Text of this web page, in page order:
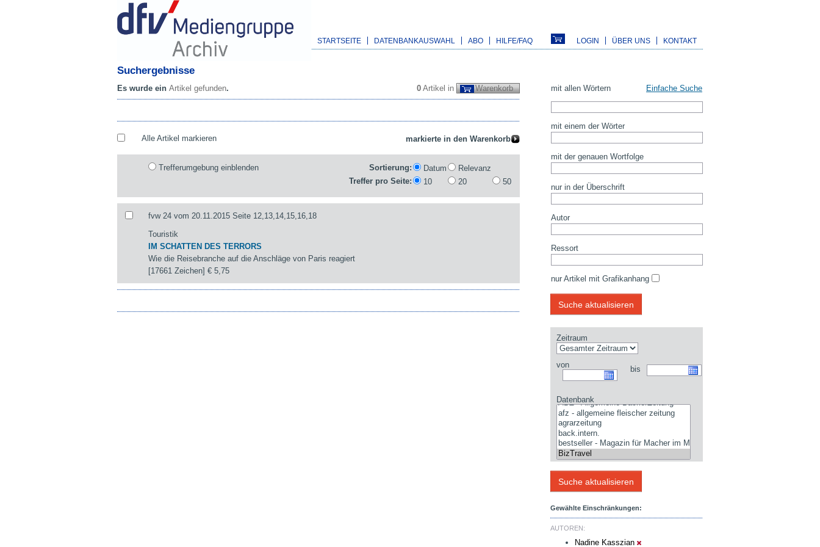
STARTSEITE DATENBANKAUSWAHL ABO HILFE/FAQ LOGIN ÜBER UNS KONTAKT
Suchergebnisse
0 Artikel in Warenkorb
Es wurde ein Artikel gefunden.
Alle Artikel markieren
Trefferumgebung einblenden Sortierung: Datum
Relevanz
Treffer pro Seite:
10 20 50
fvw 24 vom 20.11.2015 Seite 12,13,14,15,16,18
Touristik
IM SCHATTEN DES TERRORS
Wie die Reisebranche auf die Anschläge von Paris reagiert
[17661 Zeichen]€ 5,75
mit allen Wörtern Einfache Suche
mit einem der Wörter
mit der genauen Wortfolge
nur in der Überschrift
Autor
Ressort
nur Artikel mit Grafikanhang
Zeitraum
von bis
Datenbank
Gewählte Einschränkungen:
AUTOREN:
Nadine Kasszian